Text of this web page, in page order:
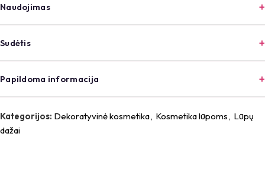
Naudojimas
Sudėtis
Papildoma informacija
Kategorijos: Dekoratyvinė kosmetika, Kosmetika lūpoms, Lūpų
dažai